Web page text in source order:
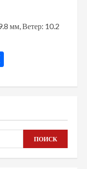
мм, Ветер: 10.2
ПОИСК